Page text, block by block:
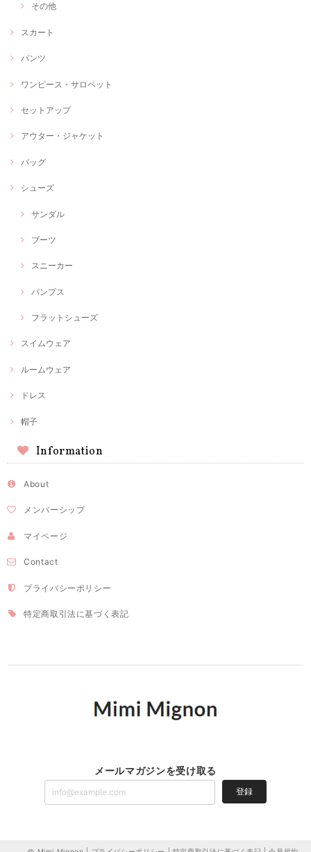
その他
スカート
パンツ
ワンピース・サロペット
セットアップ
アウター・ジャケット
バッグ
シューズ
サンダル
ブーツ
スニーカー
パンプス
フラットシューズ
スイムウェア
ルームウェア
ドレス
帽子
Information
About
メンバーシップ
マイページ
Contact
プライバシーポリシー
特定商取引法に基づく表記
メールマガジンを受け取る
登録